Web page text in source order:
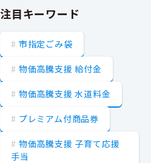
注目キーワード
市指定ごみ袋
物価高騰支援 給付金
物価高騰支援 水道料金
プレミアム付商品券
物価高騰支援 子育て応援
手当